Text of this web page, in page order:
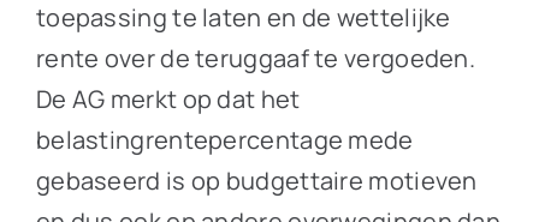
toepassing te laten en de wettelijke
rente over de teruggaaf te vergoeden.
De AG merkt op dat het
belastingrentepercentage mede
gebaseerd is op budgettaire motieven